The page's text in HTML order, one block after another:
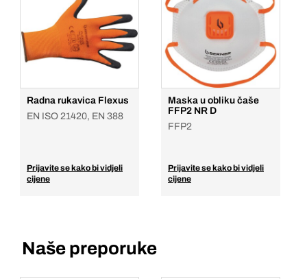
Radna rukavica Flexus
EN ISO 21420, EN 388
Prijavite se kako bi vidjeli
cijene
Maska u obliku čaše
FFP2 NR D
FFP2
Prijavite se kako bi vidjeli
cijene
Naše preporuke